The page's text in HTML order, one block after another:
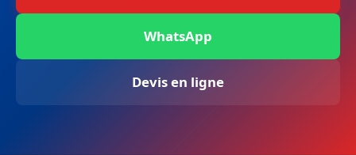
WhatsApp
Devis en ligne